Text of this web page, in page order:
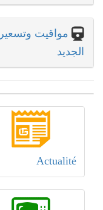
مواقيت
الجديد
Actualité